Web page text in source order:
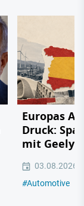
Europas
Druck:
mit Geely,
03.08.2026
#Automotive